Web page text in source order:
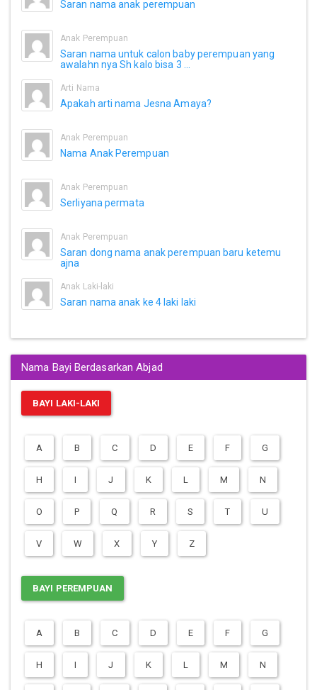
Saran nama anak perempuan
Anak Perempuan
Saran nama untuk calon baby perempuan yang
awalahn nya Sh kalo bisa 3 ...
Arti Nama
Apakah arti nama Jesna Amaya?
Anak Perempuan
Nama Anak Perempuan
Anak Perempuan
Serliyana permata
Anak Perempuan
Saran dong nama anak perempuan baru ketemu
ajna
Anak Laki-laki
Saran nama anak ke 4 laki laki
Nama Bayi Berdasarkan Abjad
BAYI LAKI-LAKI
A B C D E F G
H I J K L M N
O P Q R S T U
V W X Y Z
BAYI PEREMPUAN
A B C D E F G
H I J K L M N